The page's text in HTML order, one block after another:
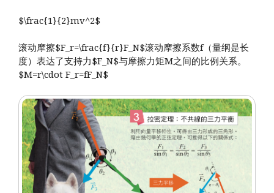
$\frac{1}{2}mv^2$
滚动摩擦$F_r=\frac{f}{r}F_N$滚动摩擦系数f（量纲是长
度）表达了支持力$F_N$与摩擦力矩M之间的比例关系。
$M=r\cdot F_r=fF_N$